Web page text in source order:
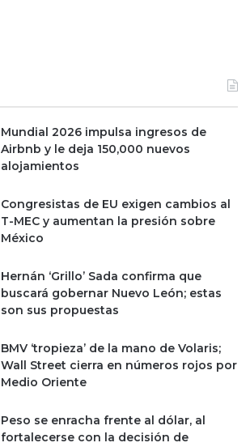
Mundial 2026 impulsa ingresos de
Airbnb y le deja 150,000 nuevos
alojamientos
Congresistas de EU exigen cambios al
T-MEC y aumentan la presión sobre
México
Hernán ‘Grillo’ Sada confirma que
buscará gobernar Nuevo León; estas
son sus propuestas
BMV ‘tropieza’ de la mano de Volaris;
Wall Street cierra en números rojos por
Medio Oriente
Peso se enracha frente al dólar, al
fortalecerse con la decisión de